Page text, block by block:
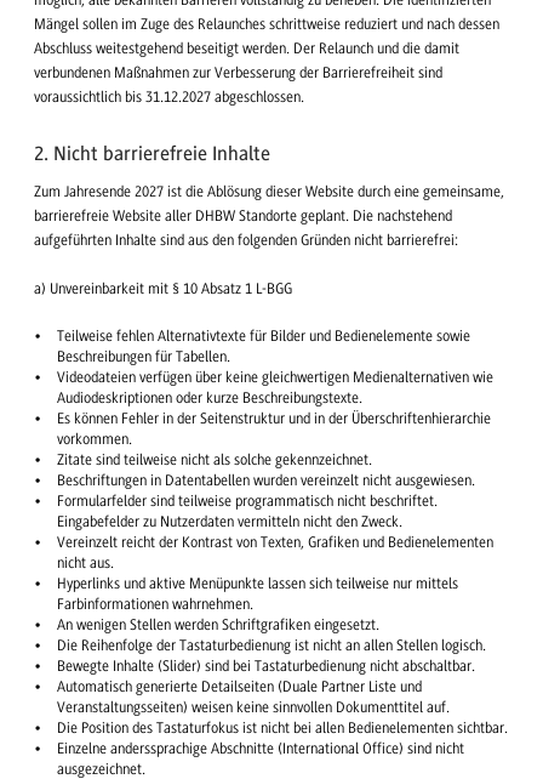
Mängel sollen im Zuge des Relaunches schrittweise reduziert und nach dessen
Abschluss weitestgehend beseitigt werden. Der Relaunch und die damit
verbundenen Maßnahmen zur Verbesserung der Barrierefreiheit sind
voraussichtlich bis 31.12.2027 abgeschlossen.
2. Nicht barrierefreie Inhalte
Zum Jahresende 2027 ist die Ablösung dieser Website durch eine gemeinsame,
barrierefreie Website aller DHBW Standorte geplant. Die nachstehend
aufgeführten Inhalte sind aus den folgenden Gründen nicht barrierefrei:
a) Unvereinbarkeit mit § 10 Absatz 1 L-BGG
Teilweise fehlen Alternativtexte für Bilder und Bedienelemente sowie
Beschreibungen für Tabellen.
Videodateien verfügen über keine gleichwertigen Medienalternativen wie
Audiodeskriptionen oder kurze Beschreibungstexte.
Es können Fehler in der Seitenstruktur und in der Überschriftenhierarchie
vorkommen.
Zitate sind teilweise nicht als solche gekennzeichnet.
Beschriftungen in Datentabellen wurden vereinzelt nicht ausgewiesen.
Formularfelder sind teilweise programmatisch nicht beschriftet.
Eingabefelder zu Nutzerdaten vermitteln nicht den Zweck.
Vereinzelt reicht der Kontrast von Texten, Grafiken und Bedienelementen
nicht aus.
Hyperlinks und aktive Menüpunkte lassen sich teilweise nur mittels
Farbinformationen wahrnehmen.
An wenigen Stellen werden Schriftgrafiken eingesetzt.
Die Reihenfolge der Tastaturbedienung ist nicht an allen Stellen logisch.
Bewegte Inhalte (Slider) sind bei Tastaturbedienung nicht abschaltbar.
Automatisch generierte Detailseiten (Duale Partner Liste und
Veranstaltungsseiten) weisen keine sinnvollen Dokumenttitel auf.
Die Position des Tastaturfokus ist nicht bei allen Bedienelementen sichtbar.
Einzelne anderssprachige Abschnitte (International Office) sind nicht
ausgezeichnet.